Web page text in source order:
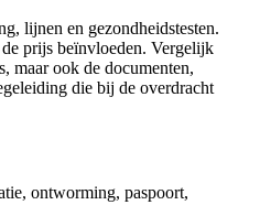
lijnen en gezondheidstesten.
prijs beïnvloeden. Vergelijk
maar ook de documenten,
die bij de overdracht
ontworming, paspoort,